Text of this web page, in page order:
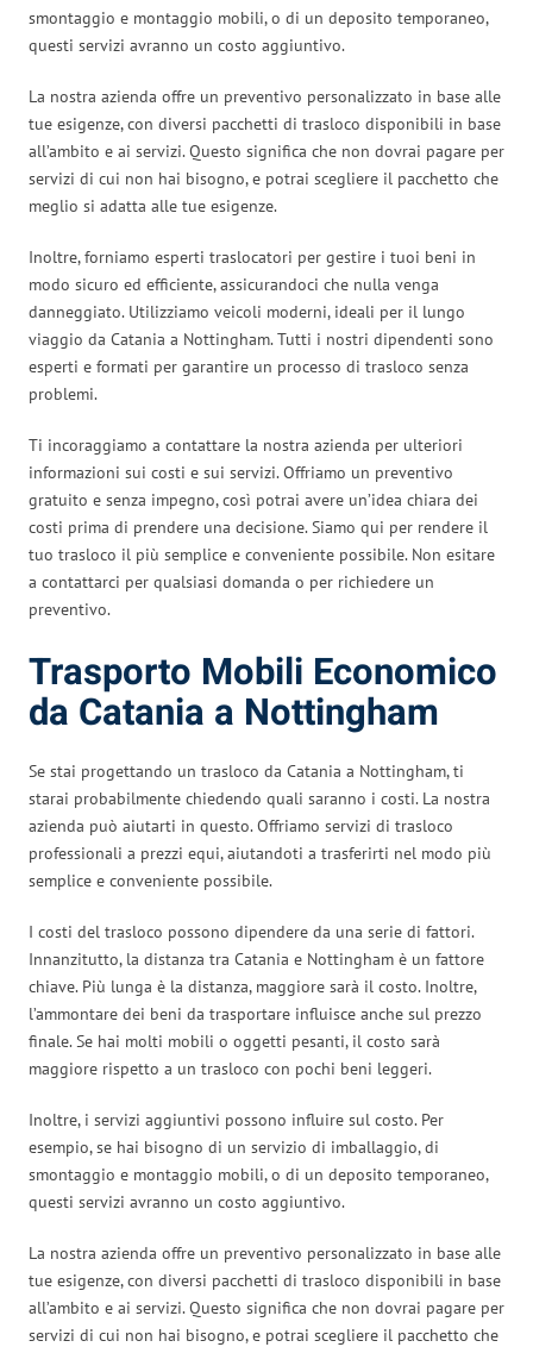
smontaggio e montaggio mobili, o di un deposito temporaneo,
questi servizi avranno un costo aggiuntivo.
La nostra azienda offre un preventivo personalizzato in base alle
tue esigenze, con diversi pacchetti di trasloco disponibili in base
all’ambito e ai servizi. Questo significa che non dovrai pagare per
servizi di cui non hai bisogno, e potrai scegliere il pacchetto che
meglio si adatta alle tue esigenze.
Inoltre, forniamo esperti traslocatori per gestire i tuoi beni in
modo sicuro ed efficiente, assicurandoci che nulla venga
danneggiato. Utilizziamo veicoli moderni, ideali per il lungo
viaggio da Catania a Nottingham. Tutti i nostri dipendenti sono
esperti e formati per garantire un processo di trasloco senza
problemi.
Ti incoraggiamo a contattare la nostra azienda per ulteriori
informazioni sui costi e sui servizi. Offriamo un preventivo
gratuito e senza impegno, così potrai avere un’idea chiara dei
costi prima di prendere una decisione. Siamo qui per rendere il
tuo trasloco il più semplice e conveniente possibile. Non esitare
a contattarci per qualsiasi domanda o per richiedere un
preventivo.
Trasporto Mobili Economico
da Catania a Nottingham
Se stai progettando un trasloco da Catania a Nottingham, ti
starai probabilmente chiedendo quali saranno i costi. La nostra
azienda può aiutarti in questo. Offriamo servizi di trasloco
professionali a prezzi equi, aiutandoti a trasferirti nel modo più
semplice e conveniente possibile.
I costi del trasloco possono dipendere da una serie di fattori.
Innanzitutto, la distanza tra Catania e Nottingham è un fattore
chiave. Più lunga è la distanza, maggiore sarà il costo. Inoltre,
l’ammontare dei beni da trasportare influisce anche sul prezzo
finale. Se hai molti mobili o oggetti pesanti, il costo sarà
maggiore rispetto a un trasloco con pochi beni leggeri.
Inoltre, i servizi aggiuntivi possono influire sul costo. Per
esempio, se hai bisogno di un servizio di imballaggio, di
smontaggio e montaggio mobili, o di un deposito temporaneo,
questi servizi avranno un costo aggiuntivo.
La nostra azienda offre un preventivo personalizzato in base alle
tue esigenze, con diversi pacchetti di trasloco disponibili in base
all’ambito e ai servizi. Questo significa che non dovrai pagare per
servizi di cui non hai bisogno, e potrai scegliere il pacchetto che